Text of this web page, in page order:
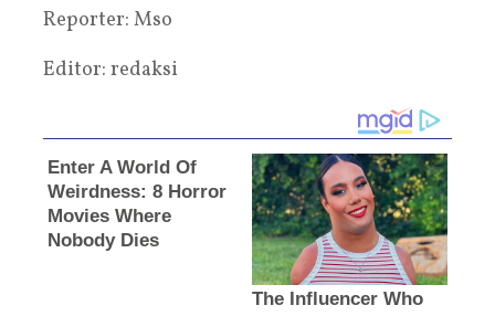
Reporter: Mso
Editor: redaksi